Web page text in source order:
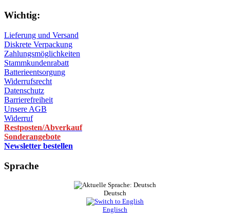
Wichtig:
Lieferung und Versand
Diskrete Verpackung
Zahlungsmöglichkeiten
Stammkundenrabatt
Batterieentsorgung
Widerrufsrecht
Datenschutz
Barrierefreiheit
Unsere AGB
Widerruf
Restposten/Abverkauf
Sonderangebote
Newsletter bestellen
Sprache
Deutsch
Englisch